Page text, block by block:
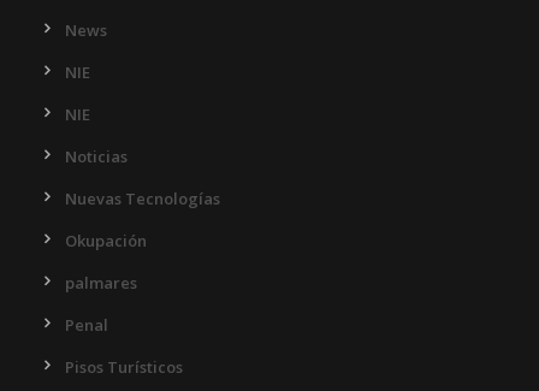
News
NIE
NIE
Noticias
Nuevas Tecnologías
Okupación
palmares
Penal
Pisos Turísticos